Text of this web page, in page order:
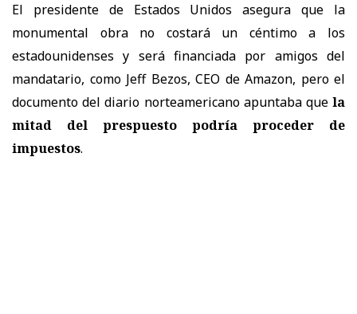
El presidente de Estados Unidos asegura que la
monumental obra no costará un céntimo a los
estadounidenses y será financiada por amigos del
mandatario, como Jeff Bezos, CEO de Amazon, pero el
documento del diario norteamericano apuntaba que la
mitad del prespuesto podría proceder de
impuestos.